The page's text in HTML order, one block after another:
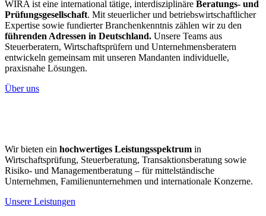
WIRA ist eine international tätige, interdisziplinäre Beratungs- und
Prüfungsgesellschaft. Mit steuerlicher und betriebswirtschaftlicher
Expertise sowie fundierter Branchenkenntnis zählen wir zu den
führenden Adressen in Deutschland. Unsere Teams aus
Steuerberatern, Wirtschaftsprüfern und Unternehmensberatern
entwickeln gemeinsam mit unseren Mandanten individuelle,
praxisnahe Lösungen.
Über uns
Wir bieten ein hochwertiges Leistungsspektrum in
Wirtschaftsprüfung, Steuerberatung, Transaktionsberatung sowie
Risiko- und Managementberatung – für mittelständische
Unternehmen, Familienunternehmen und internationale Konzerne.
Unsere Leistungen